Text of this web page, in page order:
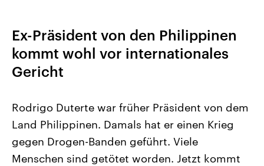
Ex-Präsident von den Philippinen
kommt wohl vor internationales
Gericht
Rodrigo Duterte war früher Präsident von dem
Land Philippinen. Damals hat er einen Krieg
gegen Drogen-Banden geführt. Viele
Menschen sind getötet worden. Jetzt kommt